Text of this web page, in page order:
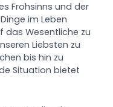
Frohsinns und der
im Leben
das Wesentliche zu
Liebsten zu
bis hin zu
Situation bietet